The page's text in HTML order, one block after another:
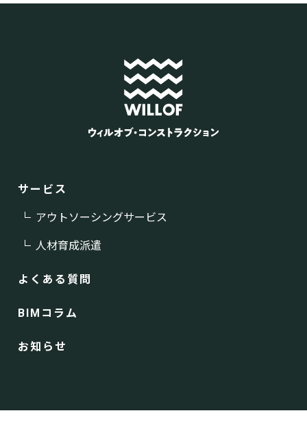
サービス
アウトソーシングサービス
人材育成派遣
よくある質問
BIMコラム
お知らせ